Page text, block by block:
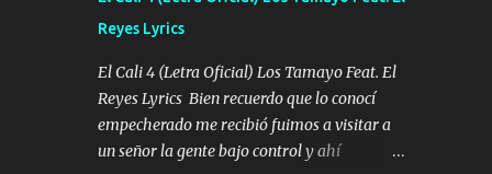
agarrar el vuelo y la mente y tranquilizando
Tomense un buen trago Y así es como
empezamos los versos que voy cantando
(Music) A vido alta y bajas La carreta se
atora Pero nunca le aflojamos Ya me han
pasado cosas Y aunque ustedes no sepan
Reyes Lyrics
El Cali 4 (Letra Oficial) Los Tamayo Feat. El
Reyes Lyrics Bien recuerdo que lo conocí
empecherado me recibió fuimos a visitar a
un señor la gente bajo control y ahí